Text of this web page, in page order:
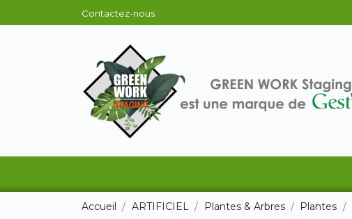
Contactez-nous
Accueil ARTIFICIEL Plantes & Arbres Plantes